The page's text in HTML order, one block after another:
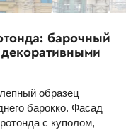
барочный
образец
барокко. Фасад
с куполом,